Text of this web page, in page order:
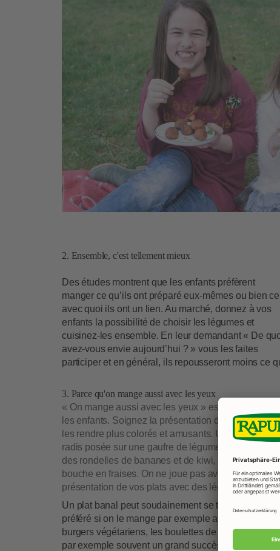
2. Ensemble, c'est tellement mieux
Des études montrent que les enfants préfèrent
manger ce qu’ils ont préparé eux-mêmes ou bien ce
avec quoi ils ont un lien. Au marché, donnez à vos
enfants la possibilité de choisir les légumes et
cuisinez-les ensemble. En leur demandant « De
avez-vous envie aujourd’hui ? » vous les faites
participer et en général, ils repousseront moins ce
3. Parce qu'on mange aussi avec les yeux
« On mange aussi avec les yeux » est encore plus
les enfants. Soignez la présentation de vos petits
les rendre plus colorés et amusants. Une coccinelle
radis posée sur une gaufre de légumes, un palmier
des rondelles de bananes et de kiwi, un toast avec
bouche en fraises. On ne joue pas avec la
présentation de vos plats avec des légumes ou
Un plat banal peut soudainement se transformer,
préféré si on le mange par exemple avec les doigts.
burgers végétariens, les boulettes de légumes
par exemple souvent un grand succès.